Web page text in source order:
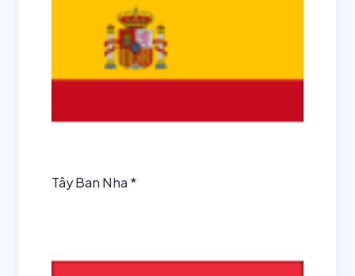
Tây Ban Nha *